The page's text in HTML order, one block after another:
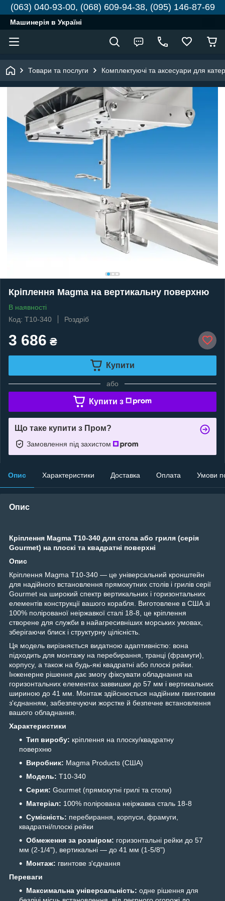
(063) 040-93-00, (068) 609-94-38, (095) 146-87-69
Машинерія в Україні
Товари та послуги Комплектуючі та аксесуари для
Кріплення Magma на вертикальну поверхню
В наявності
Код: T10-340
Роздріб
3 686 ₴
Купити
або
Купити з
Що таке купити з Пром?
Замовлення під захистом
Опис Характеристики Доставка Оплата Умови
Опис
Кріплення Magma T10-340 для стола або гриля (серія
Gourmet) на плоскі та квадратні поверхні
Опис
Кріплення Magma T10-340 — це універсальний кронштейн
для надійного встановлення прямокутних столів і грилів серії
Gourmet на широкий спектр вертикальних і горизонтальних
елементів конструкції вашого корабля. Виготовлене в США зі
100% полірованої неіржавкої сталі 18-8, це кріплення
створене для служби в найагресивніших морських умовах,
зберігаючи блиск і структурну цілісність.
Ця модель вирізняється видатною адаптивністю: вона
підходить для монтажу на перебирання, транці (фрамуги),
корпусу, а також на будь-які квадратні або плоскі рейки.
Інженерне рішення дає змогу фіксувати обладнання на
горизонтальних елементах заввишки до 57 мм і вертикальних
шириною до 41 мм. Монтаж здійснюється надійним гвинтовим
з'єднанням, забезпечуючи жорстке й безпечне встановлення
вашого обладнання.
Характеристики
Тип виробу: кріплення на плоску/квадратну
поверхню
Виробник: Magma Products (США)
Модель: T10-340
Серия: Gourmet (прямокутні грилі та столи)
Матеріал: 100% полірована неіржавка сталь 18-8
Сумісність: перебирання, корпуси, фрамуги,
квадратні/плоскі рейки
Обмеження за розміром: горизонтальні рейки до 57
мм (2-1/4"), вертикальні — до 41 мм (1-5/8")
Монтаж: гвинтове з'єднання
Переваги
Максимальна універсальність: одне рішення для